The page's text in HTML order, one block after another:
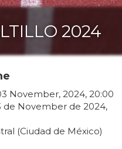
2024
November, 2024, 20:00
de Novemberde 2024,
(Ciudad de México)